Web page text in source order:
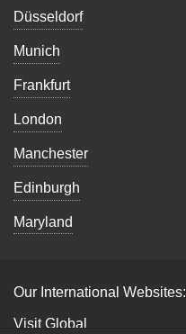
Düsseldorf
Munich
Frankfurt
London
Manchester
Edinburgh
Maryland
Our International Websites:
Visit Global